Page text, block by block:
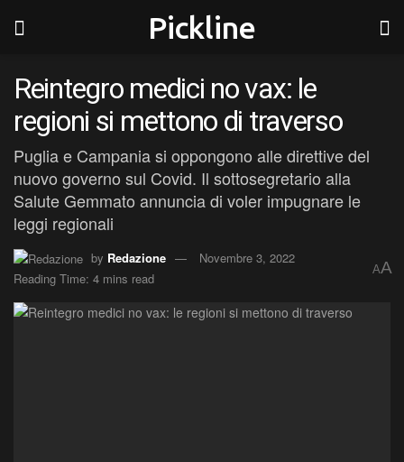
Pickline
Reintegro medici no vax: le
regioni si mettono di traverso
Puglia e Campania si oppongono alle direttive del
nuovo governo sul Covid. Il sottosegretario alla
Salute Gemmato annuncia di voler impugnare le
leggi regionali
by Redazione
Novembre 3, 2022
Reading Time: 4 mins read
AA